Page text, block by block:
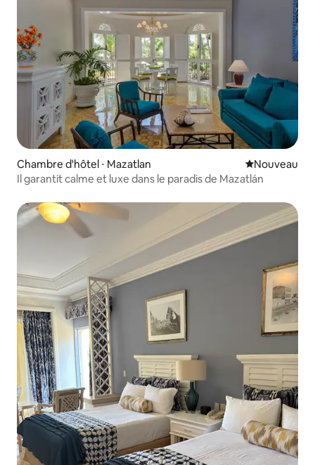
Chambre d'hôtel ⋅ Mazatlan Nouvel
Nouveau
Il garantit calme et luxe dans le paradis de Mazatlán